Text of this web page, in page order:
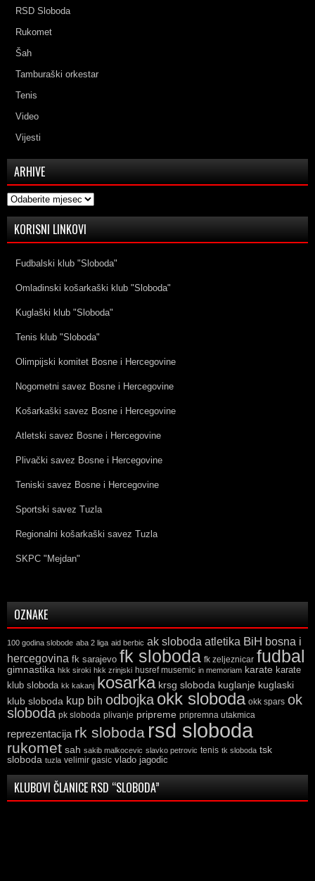
RSD Sloboda
Rukomet
Šah
Tamburaški orkestar
Tenis
Video
Vijesti
ARHIVE
Arhive
KORISNI LINKOVI
Fudbalski klub "Sloboda"
Omladinski košarkaški klub "Sloboda"
Kuglaški klub "Sloboda"
Tenis klub "Sloboda"
Olimpijski komitet Bosne i Hercegovine
Nogometni savez Bosne i Hercegovine
Košarkaški savez Bosne i Hercegovine
Atletski savez Bosne i Hercegovine
Plivački savez Bosne i Hercegovine
Teniski savez Bosne i Hercegovine
Sportski savez Tuzla
Regionalni košarkaški savez Tuzla
SKPC "Mejdan"
OZNAKE
100 godina slobode aba 2 liga aid berbic ak sloboda atletika BiH bosna i
hercegovina fk sarajevo fk sloboda fk zeljeznicar fudbal
gimnastika hkk siroki hkk zrinjski husref musemic in memoriam karate karate
klub sloboda kk kakanj kosarka krsg sloboda kuglanje kuglaski
klub sloboda kup bih odbojka okk sloboda okk spars ok
sloboda pk sloboda plivanje pripreme pripremna utakmica
reprezentacija rk sloboda rsd sloboda
rukomet sah sakib malkocevic slavko petrovic tenis tk sloboda tsk
sloboda tuzla velimir gasic vlado jagodic
KLUBOVI ČLANICE RSD “SLOBODA”